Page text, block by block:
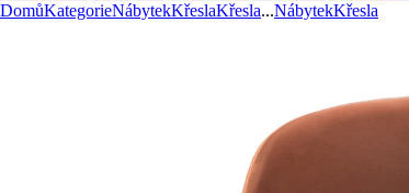
DomůKategorieNábytekKřeslaKřesla...NábytekKřesla